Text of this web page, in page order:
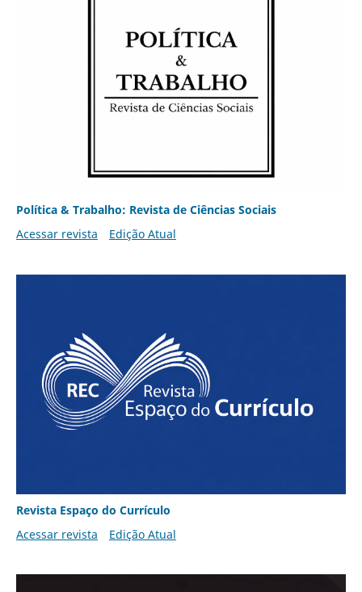
Política & Trabalho: Revista de Ciências Sociais
Acessar revista
Edição Atual
Revista Espaço do Currículo
Acessar revista
Edição Atual